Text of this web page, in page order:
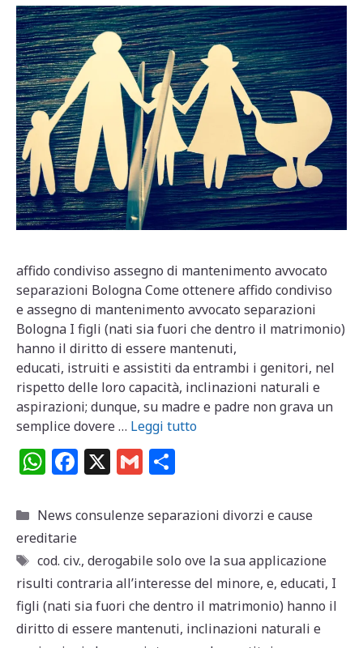
affido condiviso assegno di mantenimento avvocato
separazioni Bologna Come ottenere affido condiviso
e assegno di mantenimento avvocato separazioni
Bologna I figli (nati sia fuori che dentro il matrimonio)
hanno il diritto di essere mantenuti,
educati, istruiti e assistiti da entrambi i genitori, nel
rispetto delle loro capacità, inclinazioni naturali e
aspirazioni; dunque, su madre e padre non grava un
semplice dovere … Leggi tutto
W
at
s
A
p
p
F
c
b
o
o
X G
ai n
vi
di
Categorie
News consulenze separazioni divorzi e cause
ereditarie
Tag
cod. civ., derogabile solo ove la sua applicazione
risulti contraria all’interesse del minore, e, educati, I
figli (nati sia fuori che dentro il matrimonio) hanno il
diritto di essere mantenuti, inclinazioni naturali e